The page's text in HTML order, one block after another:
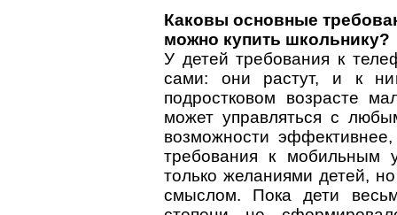
Каковы основные
можно купить школьнику?
У детей требования к
сами: они растут, и к
подростковом возрасте
может управляться с
возможности
требования к мобильным
только желаниями детей,
смыслом. Пока дети